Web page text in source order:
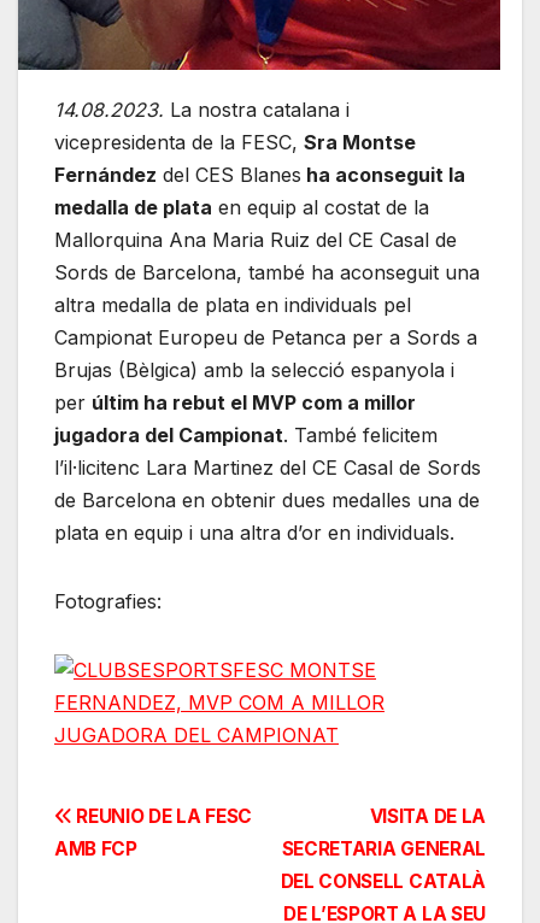
14.08.2023. La nostra catalana i
vicepresidenta de la FESC, Sra Montse
Fernández del CES Blanes ha aconseguit la
medalla de plata en equip al costat de la
Mallorquina Ana Maria Ruiz del CE Casal de
Sords de Barcelona, també ha aconseguit una
altra medalla de plata en individuals pel
Campionat Europeu de Petanca per a Sords a
Brujas (Bèlgica) amb la selecció espanyola i
per últim ha rebut el MVP com a millor
jugadora del Campionat. També felicitem
l’il·licitenc Lara Martinez del CE Casal de Sords
de Barcelona en obtenir dues medalles una de
plata en equip i una altra d’or en individuals.
Fotografies:
Navegación
VISITA DE LA
SECRETARIA GENERAL
DEL CONSELL CATALÀ
DE L’ESPORT A LA SEU
REUNIO DE LA FESC
AMB FCP